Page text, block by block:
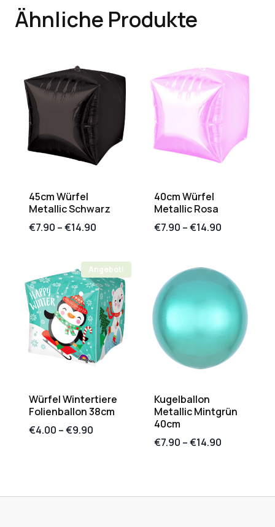
Ähnliche Produkte
45cm Würfel
Metallic Schwarz
€7.90 –€14.90
40cm Würfel
Metallic Rosa
€7.90 –€14.90
Angebot!
Würfel Wintertiere
Folienballon 38cm
€4.00 –€9.90
Kugelballon
Metallic Mintgrün
40cm
€7.90 –€14.90